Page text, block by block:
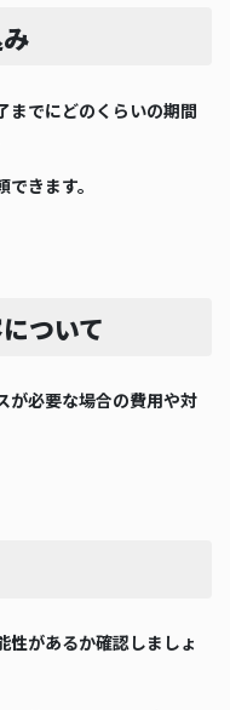
までにどのくらいの期間
きます。
ついて
が必要な場合の費用や対
性があるか確認しましょ